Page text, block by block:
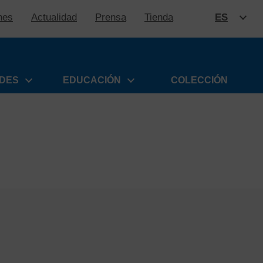
Actualidad Prensa Tienda ES
EDUCACIÓN COLECCIÓN